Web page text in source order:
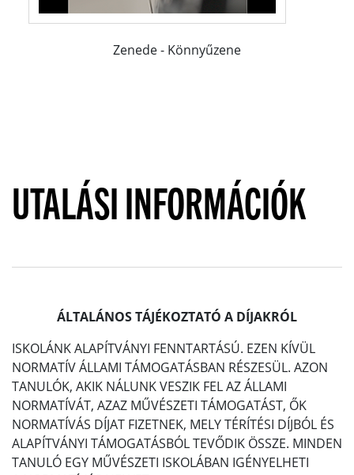
Zenede - Könnyűzene
UTALÁSI INFORMÁCIÓK
ÁLTALÁNOS TÁJÉKOZTATÓ A DÍJAKRÓL
ISKOLÁNK ALAPÍTVÁNYI FENNTARTÁSÚ. EZEN KÍVÜL
NORMATÍV ÁLLAMI TÁMOGATÁSBAN RÉSZESÜL. AZON
TANULÓK, AKIK NÁLUNK VESZIK FEL AZ ÁLLAMI
NORMATÍVÁT, AZAZ MŰVÉSZETI TÁMOGATÁST, ŐK
NORMATÍVÁS DÍJAT FIZETNEK, MELY TÉRÍTÉSI DÍJBÓL ÉS
ALAPÍTVÁNYI TÁMOGATÁSBÓL TEVŐDIK ÖSSZE. MINDEN
TANULÓ EGY MŰVÉSZETI ISKOLÁBAN IGÉNYELHETI